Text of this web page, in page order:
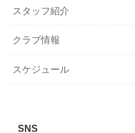
スタッフ紹介
クラブ情報
スケジュール
SNS